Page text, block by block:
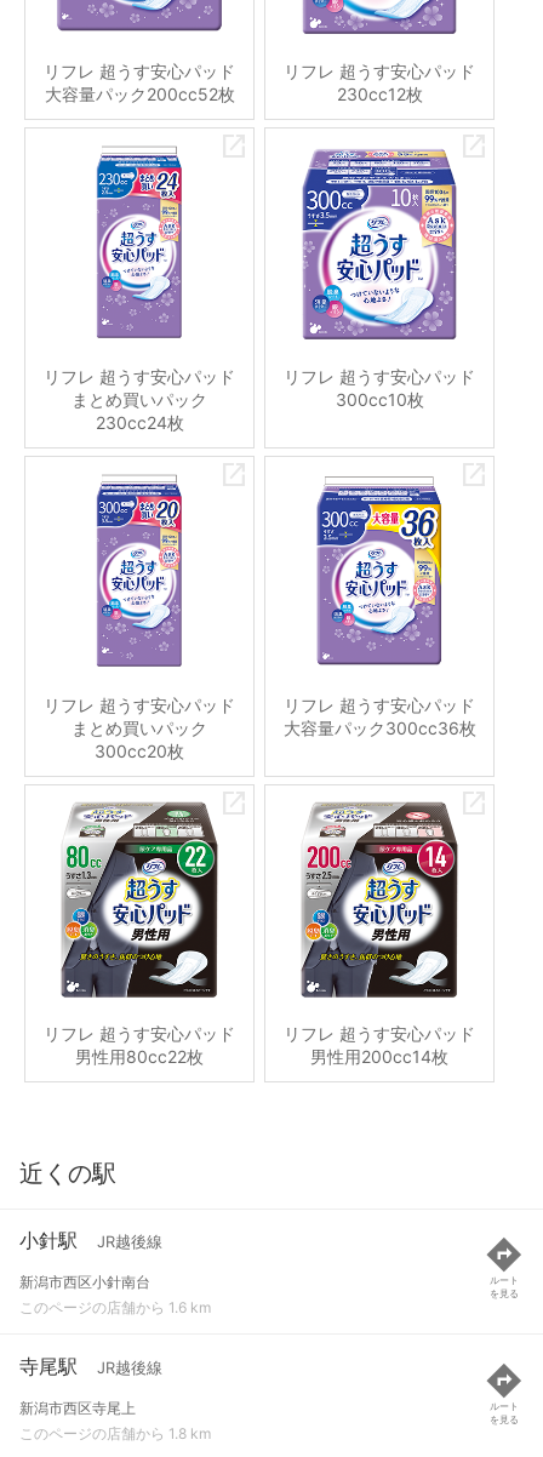
リフレ 超うす安心パッド
大容量パック200cc52枚
リフレ 超うす安心パッド
230cc12枚
リフレ 超うす安心パッド
まとめ買いパック
230cc24枚
リフレ 超うす安心パッド
300cc10枚
リフレ 超うす安心パッド
まとめ買いパック
300cc20枚
リフレ 超うす安心パッド
大容量パック300cc36枚
リフレ 超うす安心パッド
男性用80cc22枚
リフレ 超うす安心パッド
男性用200cc14枚
近くの駅
小針駅 JR越後線
新潟市西区小針南台
このページの店舗から 1.6 km
ルート
を見る
寺尾駅 JR越後線
新潟市西区寺尾上
このページの店舗から 1.8 km
ルート
を見る